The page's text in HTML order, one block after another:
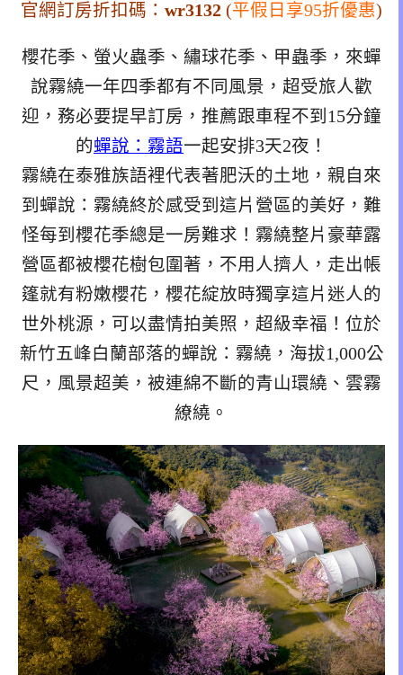
官網訂房折扣碼： wr3132 (平假日享95折優惠)
櫻花季、螢火蟲季、繡球花季、甲蟲季，來蟬
說霧繞一年四季都有不同風景，超受旅人歡
迎，務必要提早訂房，推薦跟車程不到15分鐘
的蟬說：霧語一起安排3天2夜！
霧繞在泰雅族語裡代表著肥沃的土地，親自來
到蟬說：霧繞終於感受到這片營區的美好，難
怪每到櫻花季總是一房難求！霧繞整片豪華露
營區都被櫻花樹包圍著，不用人擠人，走出帳
篷就有粉嫩櫻花，櫻花綻放時獨享這片迷人的
世外桃源，可以盡情拍美照，超級幸福！位於
新竹五峰白蘭部落的蟬說：霧繞，海拔1,000公
尺，風景超美，被連綿不斷的青山環繞、雲霧
繚繞。